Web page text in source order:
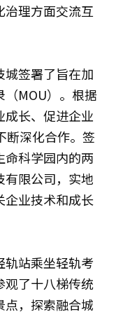
治理方面交流互
城签署了旨在加
（MOU）。根据
成长、促进企业
断深化合作。签
科学园内的两
有限公司，实地
企业技术和成长
轨站乘坐轻轨考
观了十八梯传统
点，探索融合城